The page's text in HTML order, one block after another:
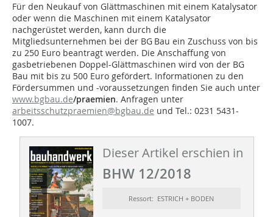
Für den Neukauf von Glättmaschinen mit einem Katalysator
oder wenn die Maschinen mit einem Katalysator
nachgerüstet werden, kann durch die
Mitgliedsunternehmen bei der BG Bau ein Zuschuss von bis
zu 250 Euro beantragt werden. Die Anschaffung von
gasbetriebenen Doppel-Glättmaschinen wird von der BG
Bau mit bis zu 500 Euro gefördert. Informationen zu den
Fördersummen und -voraussetzungen finden Sie auch unter
www.bgbau.de/praemien. Anfragen unter
arbeitsschutzpraemien@bgbau.de und Tel.: 0231 5431-
1007.
Dieser Artikel erschien in
BHW 12/2018
Ressort: ESTRICH + BODEN